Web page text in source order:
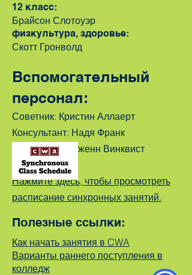
12 класс:
Брайсон Слотоуэр
физкультура, здоровье:
Скотт Гронволд
Вспомогательный
персонал:
Советник: Кристин Аллаерт
Консультант: Надя Франк
Консультант: Дженн Винквист
Нажмите здесь, чтобы просмотреть
расписание синхронных занятий.
Полезные ссылки:
Как начать занятия в CWA
Варианты раннего поступления в
колледж